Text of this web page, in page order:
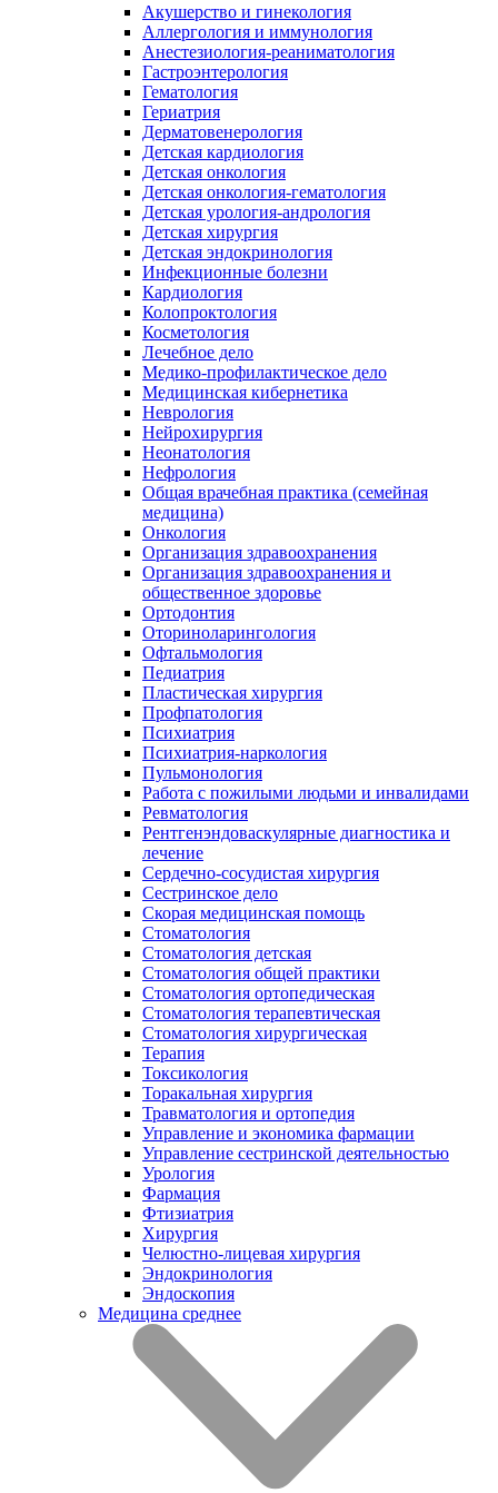
Акушерство и гинекология
Аллергология и иммунология
Анестезиология-реаниматология
Гастроэнтерология
Гематология
Гериатрия
Дерматовенерология
Детская кардиология
Детская онкология
Детская онкология-гематология
Детская урология-андрология
Детская хирургия
Детская эндокринология
Инфекционные болезни
Кардиология
Колопроктология
Косметология
Лечебное дело
Медико-профилактическое дело
Медицинская кибернетика
Неврология
Нейрохирургия
Неонатология
Нефрология
Общая врачебная практика (семейная
медицина)
Онкология
Организация здравоохранения
Организация здравоохранения и
общественное здоровье
Ортодонтия
Оториноларингология
Офтальмология
Педиатрия
Пластическая хирургия
Профпатология
Психиатрия
Психиатрия-наркология
Пульмонология
Работа с пожилыми людьми и инвалидами
Ревматология
Рентгенэндоваскулярные диагностика и
лечение
Сердечно-сосудистая хирургия
Сестринское дело
Скорая медицинская помощь
Стоматология
Стоматология детская
Стоматология общей практики
Стоматология ортопедическая
Стоматология терапевтическая
Стоматология хирургическая
Терапия
Токсикология
Торакальная хирургия
Травматология и ортопедия
Управление и экономика фармации
Управление сестринской деятельностью
Урология
Фармация
Фтизиатрия
Хирургия
Челюстно-лицевая хирургия
Эндокринология
Эндоскопия
Медицина среднее